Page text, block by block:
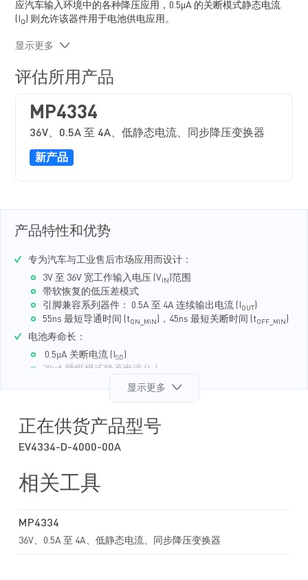
应汽车输入环境中的各种降压应用，0.5μA 的关断模式静态电流
Q ) 则允许该器件用于电池供电应用。
MP4334GDE-4000通过在轻载条件下降低开关频率 (f
率。它还通过开漏电源正常 (PG) 信号来指示输出是否在其标称
电压的 94.5% 至 105.5% 范围内。
并通过过温关断来实现可靠、容错的操作。它还提供高占空比
和低压差 (LDO) 模式以支持汽车冷启动条件。
EV4334-D-4000-00A为整装测试评估板。MP4334GDE-4000采
用侧面镀锡的 QFN-12 (2mmx3mm)封装。
显示更多
评估所用产品
MP4334
36V、0.5A 至 4A、低静态电流、同步降压变换器
新产品
产品特性和优势
专为汽车与工业售后市场应用而设计：
3V 至 36V 宽工作输入电压 (V IN )范围
带软恢复的低压差模式
引脚兼容系列器件： 0.5A 至 4A 连续输出电流 (I
OUT)
55ns 最短导通时间 (tON_MIN )，45ns 最短关断时间 (tOFF_MIN )
电池寿命长：
0.5μA 关断电流 (ISD )
20μA 睡眠模式静态电流 (I
)
高级异步调制 (AAM) 模式可提高轻载效率
EMC/EMI 性能优化：
符合 CISPR 25 Class 5 标准
外部时钟同步
频谱扩展 (FSS)调制
TM
显示更多
正在供货产品型号
EV4334-D-4000-00A
相关工具
MP4334
36V、0.5A 至 4A、低静态电流、同步降压变换器